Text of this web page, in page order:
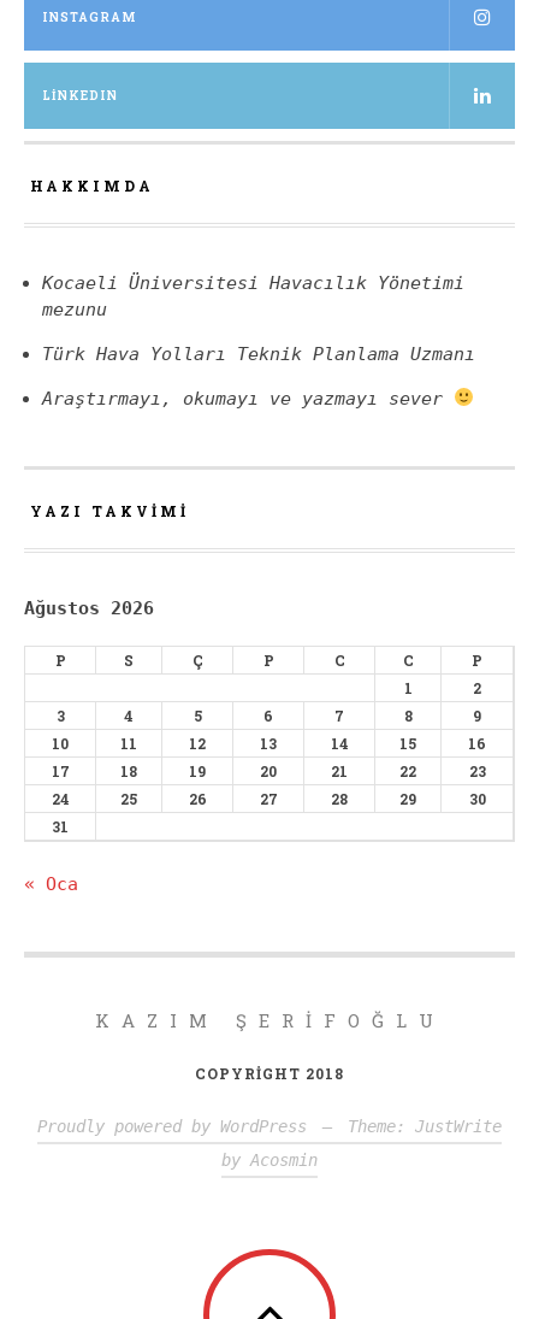
INSTAGRAM
LINKEDIN
HAKKIMDA
Kocaeli Üniversitesi Havacılık Yönetimi
mezunu
Türk Hava Yolları Teknik Planlama Uzmanı
Araştırmayı, okumayı ve yazmayı sever
YAZI TAKVIMI
Ağustos 2026
P S Ç P C C
P
1
2
3
4 5 6 7 8
9
10
11 12 13 14 15
16
17
18 19 20 21 22
23
24
25 26 27 28 29
30
31
« Oca
KAZIM ŞERIFOĞLU
COPYRIGHT 2018
Proudly powered by WordPress —
Theme: JustWrite
by Acosmin